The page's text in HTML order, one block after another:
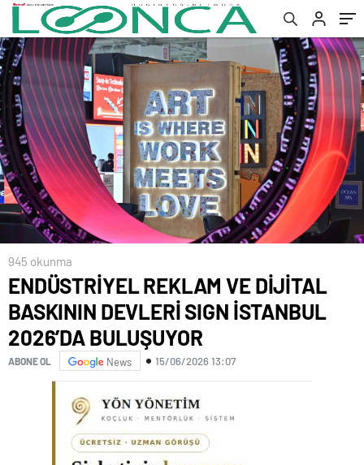
BULUŞUYOR
945 okunma
ENDÜSTRİYEL REKLAM VE DİJİTAL
BASKININ DEVLERİ SIGN İSTANBUL
2026’DA BULUŞUYOR
ABONE OL News 15/06/2026 13:07